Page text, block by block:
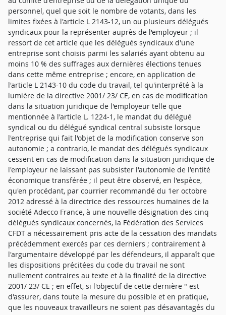
personnel, quel que soit le nombre de votants, dans les
limites fixées à l'article L 2143-12, un ou plusieurs délégués
syndicaux pour la représenter auprès de l'employeur ; il
ressort de cet article que les délégués syndicaux d'une
entreprise sont choisis parmi les salariés ayant obtenu au
moins 10 % des suffrages aux dernières élections tenues
dans cette même entreprise ; encore, en application de
l'article L 2143-10 du code du travail, tel qu'interprété à la
lumière de la directive 2001/ 23/ CE, en cas de modification
dans la situation juridique de l'employeur telle que
mentionnée à l'article L. 1224-1, le mandat du délégué
syndical ou du délégué syndical central subsiste lorsque
l'entreprise qui fait l'objet de la modification conserve son
autonomie ; a contrario, le mandat des délégués syndicaux
cessent en cas de modification dans la situation juridique de
l'employeur ne laissant pas subsister l'autonomie de l'entité
économique transférée ; il peut être observé, en l'espèce,
qu'en procédant, par courrier recommandé du 1er octobre
2012 adressé à la directrice des ressources humaines de la
société Adecco France, à une nouvelle désignation des cinq
délégués syndicaux concernés, la Fédération des Services
CFDT a nécessairement pris acte de la cessation des mandats
précédemment exercés par ces derniers ; contrairement à
l'argumentaire développé par les défendeurs, il apparaît que
les dispositions précitées du code du travail ne sont
nullement contraires au texte et à la finalité de la directive
2001/ 23/ CE ; en effet, si l'objectif de cette dernière " est
d'assurer, dans toute la mesure du possible et en pratique,
que les nouveaux travailleurs ne soient pas désavantagés du